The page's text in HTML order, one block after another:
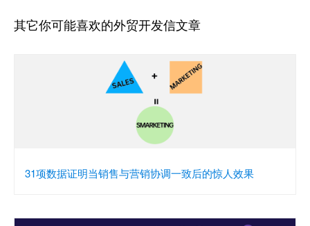
其它你可能喜欢的外贸开发信文章
31项数据证明当销售与营销协调一致后的惊人效果